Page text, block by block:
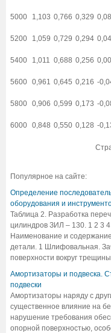
5000 1,103 0,766 0,329
5200 1,059 0,729 0,294
5400 1,011 0,688 0,256
5600 0,961 0,645 0,216 -
5800 0,906 0,599 0,173 -
6000 0,848 0,550 0,128 -
Популярное на сайте:
Определение
оборудования и
Таблица 2. Разработка
цилиндров ЗИЛ – 130. 1 2 3
Наименование и
детали. 1 Шлифовальная.
поверхности вокруг
Амортизаторы и подвеска.
подвески
Амортизаторы наряду с
существенное влияние на
нарушение требования
опорной поверхностью,